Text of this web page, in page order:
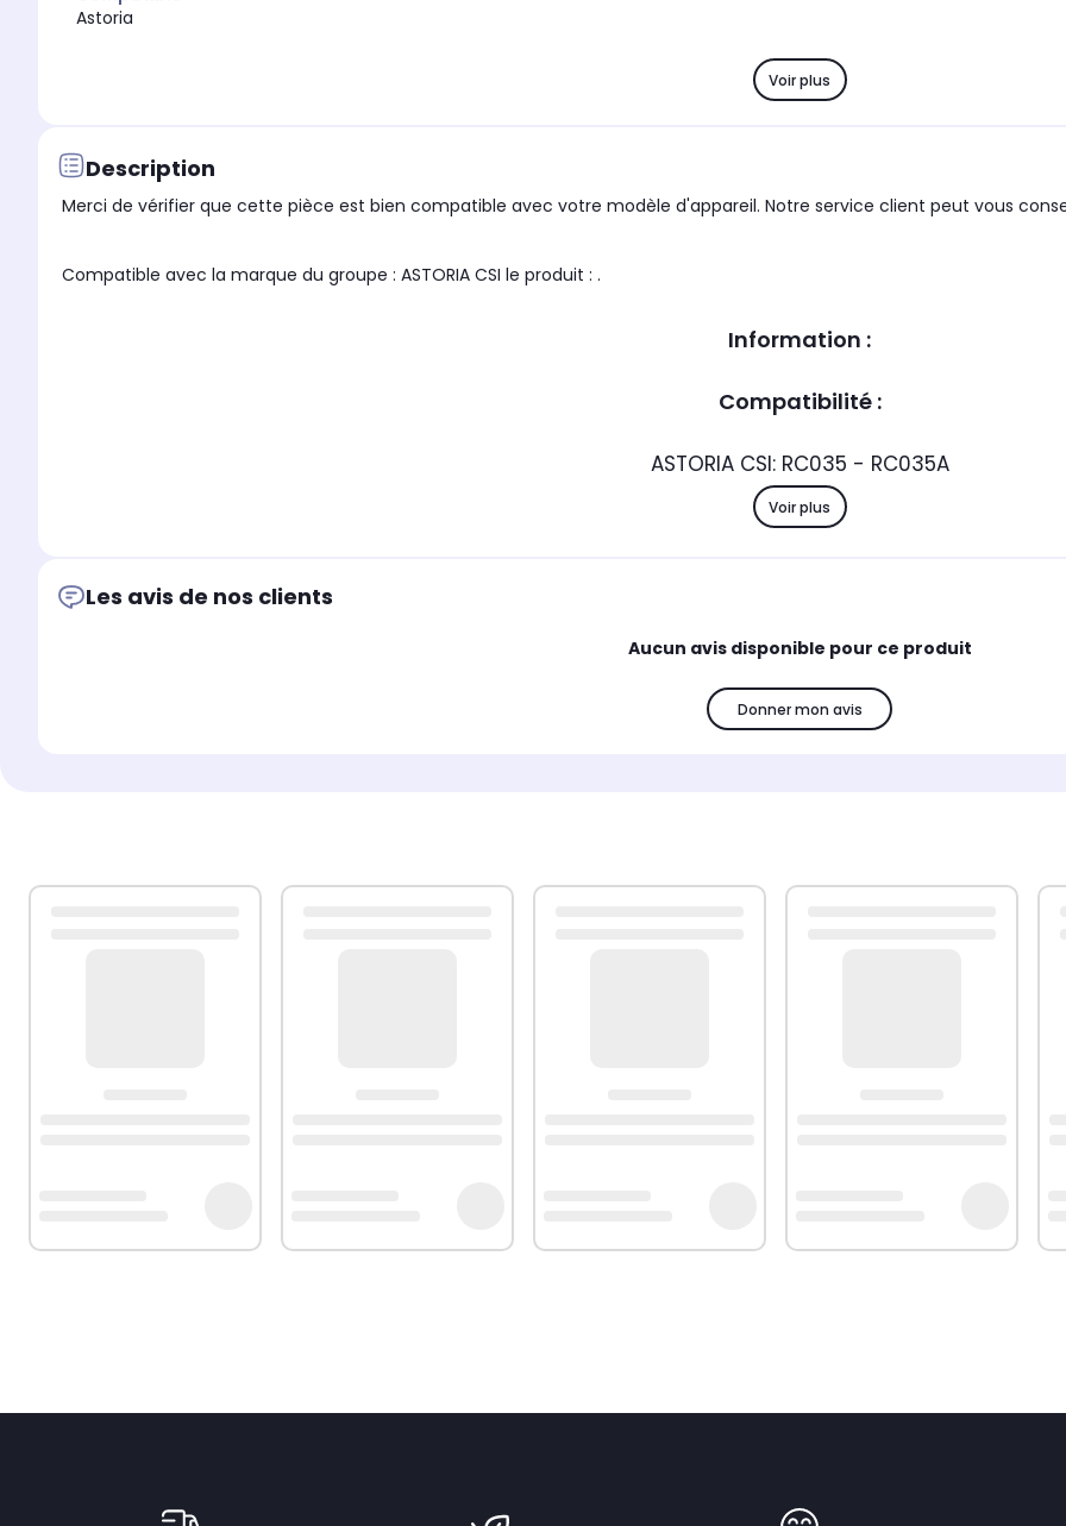
Astoria
Voir plus
Description
Merci de vérifier que cette pièce est bien compatible avec votre modèle d'appareil. Notre service client peut vous
Compatible avec la marque du groupe : ASTORIA CSI le produit : .
Information :
Compatibilité :
ASTORIA CSI: RC035 - RC035A
Voir plus
Les avis de nos clients
Aucun avis disponible pour ce produit
Donner mon avis